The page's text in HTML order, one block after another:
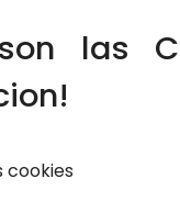
las